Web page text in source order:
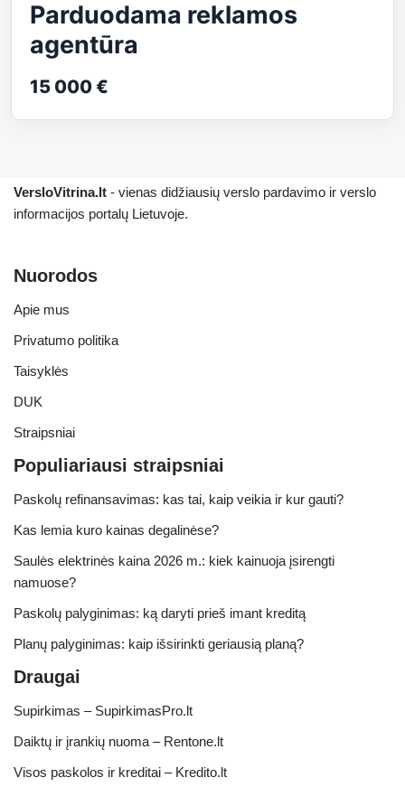
Parduodama reklamos
agentūra
15 000 €
VersloVitrina.lt - vienas didžiausių verslo pardavimo ir verslo
informacijos portalų Lietuvoje.
Nuorodos
Apie mus
Privatumo politika
Taisyklės
DUK
Straipsniai
Populiariausi straipsniai
Paskolų refinansavimas: kas tai, kaip veikia ir kur gauti?
Kas lemia kuro kainas degalinėse?
Saulės elektrinės kaina 2026 m.: kiek kainuoja įsirengti
namuose?
Paskolų palyginimas: ką daryti prieš imant kreditą
Planų palyginimas: kaip išsirinkti geriausią planą?
Draugai
Supirkimas – SupirkimasPro.lt
Daiktų ir įrankių nuoma – Rentone.lt
Visos paskolos ir kreditai – Kredito.lt